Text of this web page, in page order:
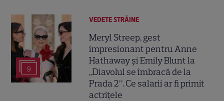
9
VEDETE STRĂINE
Meryl Streep, gest
impresionant pentru Anne
Hathaway și Emily Blunt la
„Diavolul se îmbracă de la
Prada 2”. Ce salarii ar fi primit
actrițele